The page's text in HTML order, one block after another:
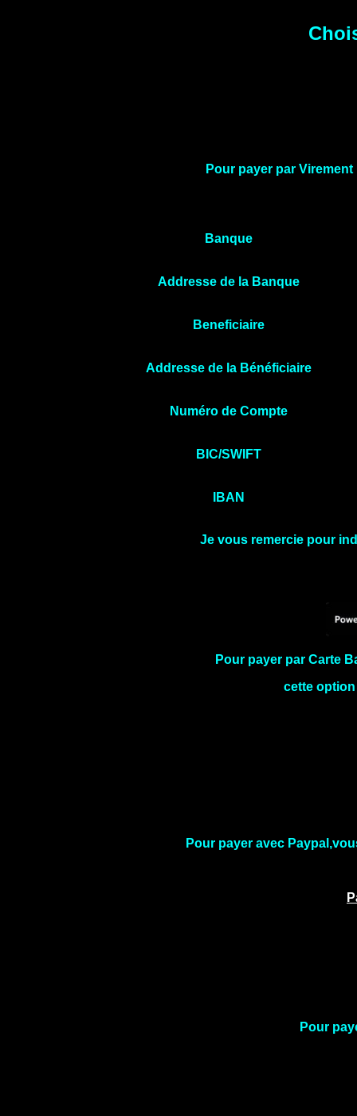
Pour payer par
Banque
Addresse de la Banque
Beneficiaire
Addresse de la Bénéficiaire
Numéro de Compte
BIC/SWIFT
IBAN
Je vous remercie pour
Pour payer par Carte
cette
Pour payer avec
Pour